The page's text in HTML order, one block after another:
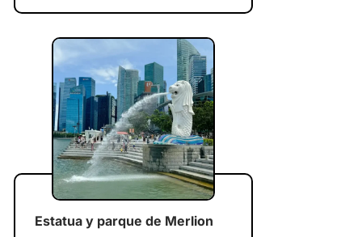
Estatua y parque de Merlion